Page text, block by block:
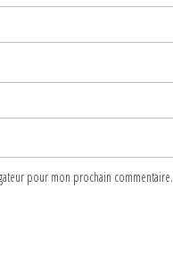
pour mon prochain commentaire.